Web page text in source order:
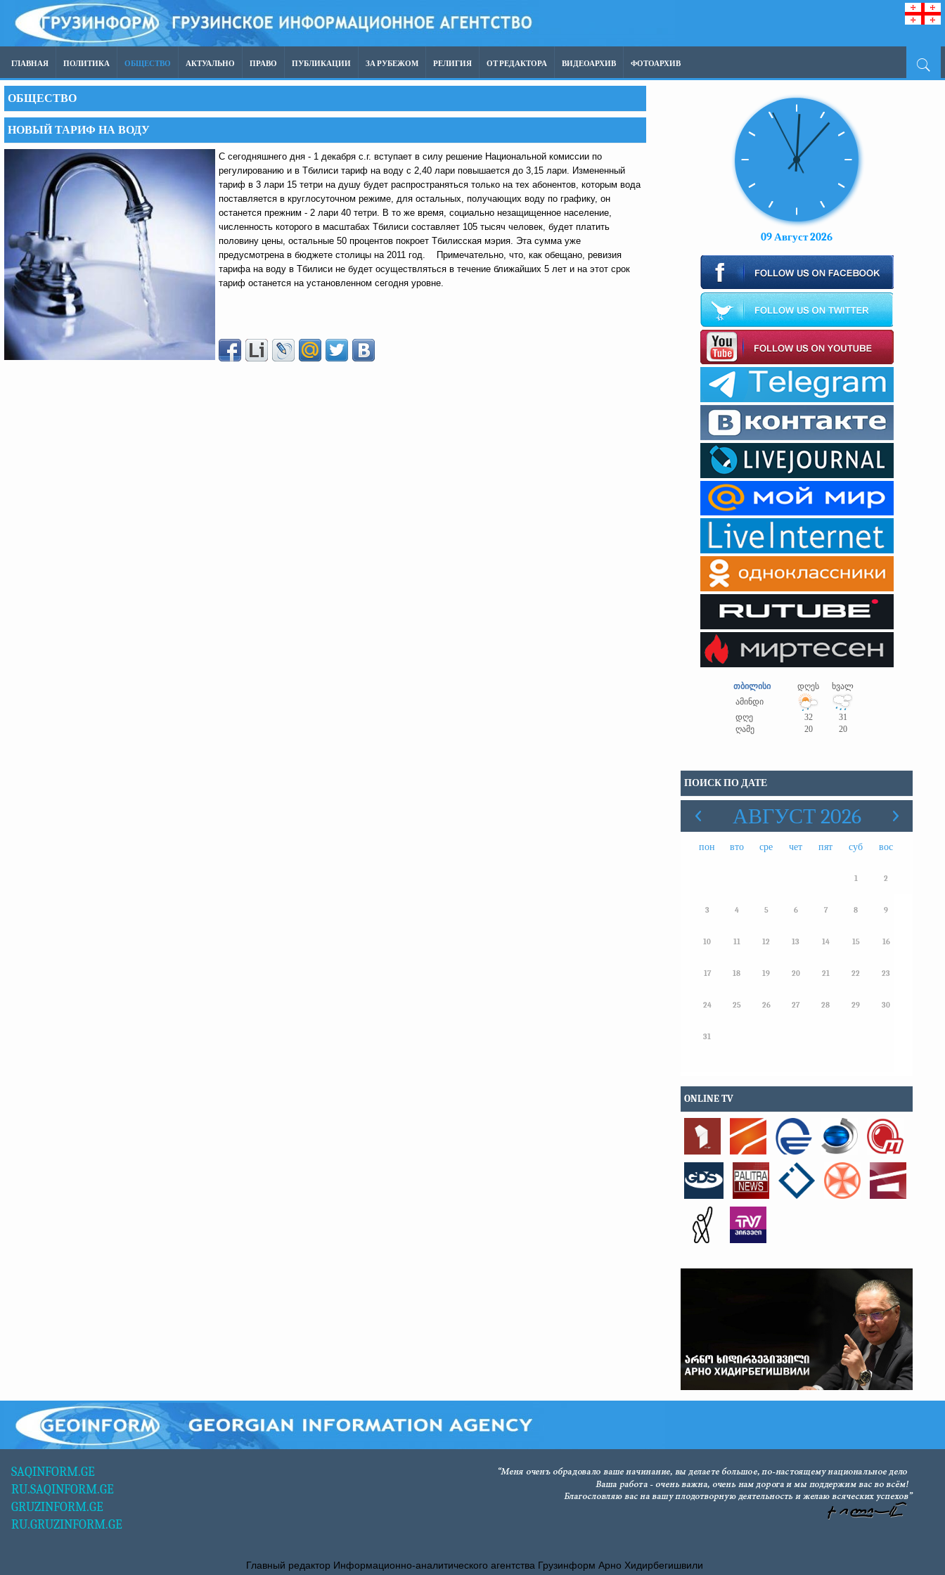
ГЛАВНАЯ ПОЛИТИКА ОБЩЕСТВО АКТУАЛЬНО ПРАВО ПУБЛИКАЦИИ ЗА РУБЕЖОМ РЕЛИГИЯ ОТ РЕДАКТОРА ВИДЕОАРХИВ ФОТОАРХИВ
ОБЩЕСТВО
НОВЫЙ ТАРИФ НА ВОДУ
С сегодняшнего дня - 1 декабря с.г. вступает в силу решение Национальной комиссии по
регулированию и в Тбилиси тариф на воду с 2,40 лари повышается до 3,15 лари. Измененный
тариф в 3 лари 15 тетри на душу будет распространяться только на тех абонентов, которым вода
поставляется в круглосуточном режиме, для остальных, получающих воду по графику, он
останется прежним - 2 лари 40 тетри. В то же время, социально незащищенное население,
численность которого в масштабах Тбилиси составляет 105 тысяч человек, будет платить
половину цены, остальные 50 процентов покроет Тбилисская мэрия. Эта сумма уже
предусмотрена в бюджете столицы на 2011 год. Примечательно, что, как обещано, ревизия
тарифа на воду в Тбилиси не будет осуществляться в течение ближайших 5 лет и на этот срок
тариф останется на установленном сегодня уровне.
09 Август 2026
თბილისი დღეს
ხვალ
ამინდი
დღე
32
31
ღამე
20 20
ПОИСК ПО ДАТЕ
АВГУСТ 2026
пон вто сре чет пят суб вос
1 2
3 4 5 6 7 8 9
10 11 12 13 14 15 16
17 18 19 20 21 22 23
24 25 26 27 28 29 30
31
ONLINE TV
SAQINFORM.GE
RU.SAQINFORM.GE
GRUZINFORM.GE
RU.GRUZINFORM.GE
Главный редактор Информационно-аналитического агентства Грузинформ Арно Хидирбегишвили